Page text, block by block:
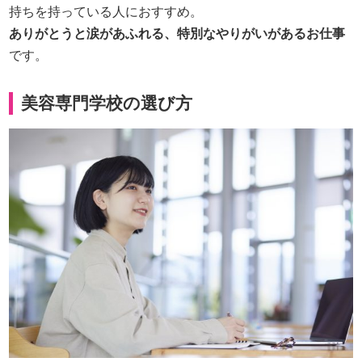
持ちを持っている人におすすめ。
ありがとうと涙があふれる、特別なやりがいがあるお仕事
です。
美容専門学校の選び方